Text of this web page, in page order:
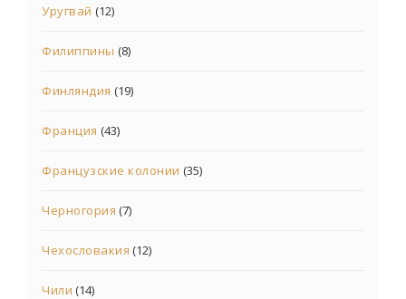
Уругвай (12)
Филиппины (8)
Финляндия (19)
Франция (43)
Французские колонии (35)
Черногория (7)
Чехословакия (12)
Чили (14)